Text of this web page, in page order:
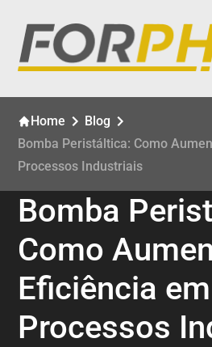
Home
Blog
Bomba Peristáltica: Como
Processos Industriais
Bomba
Como
Eficiência em
Processos